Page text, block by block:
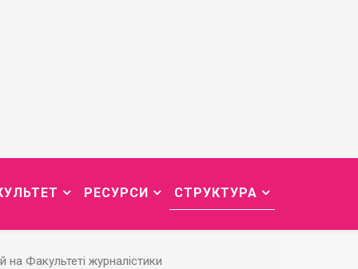
РЕСУРСИ СТРУКТУРА
на Факультеті журналістики